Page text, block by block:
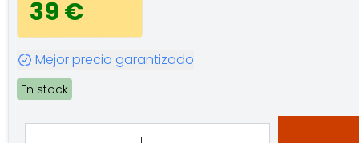
39 €
Mejor precio garantizado
En stock